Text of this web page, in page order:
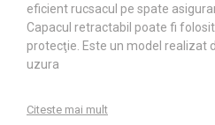
eficient rucsacul pe spate
Capacul retractabil poate fi
protecţie. Este un model realizat
uzura
Citeste mai mult